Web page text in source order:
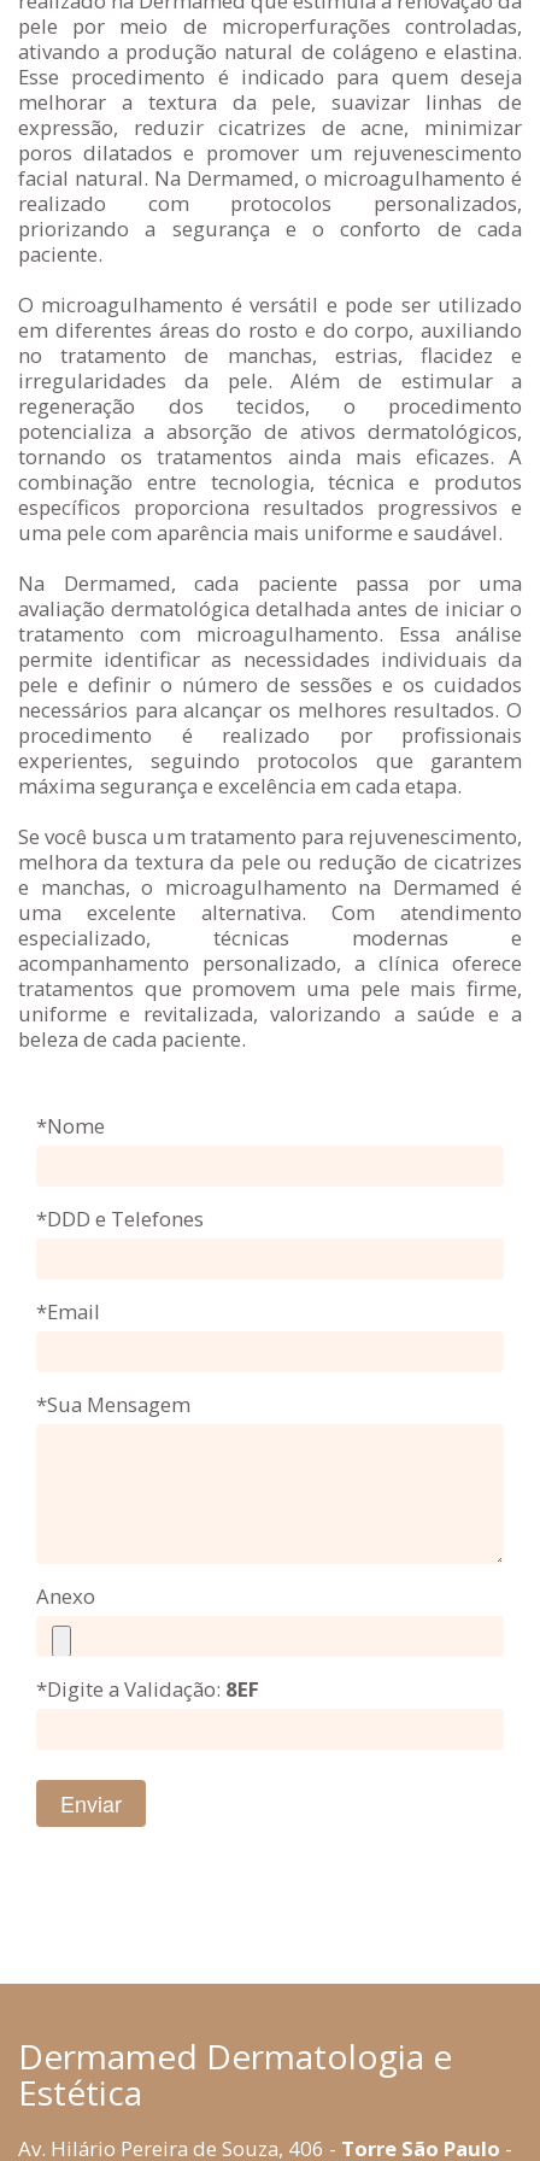
pele por meio de microperfurações controladas,
ativando a produção natural de colágeno e elastina.
Esse procedimento é indicado para quem deseja
melhorar a textura da pele, suavizar linhas de
expressão, reduzir cicatrizes de acne, minimizar
poros dilatados e promover um rejuvenescimento
facial natural. Na Dermamed, o microagulhamento é
realizado com protocolos personalizados,
priorizando a segurança e o conforto de cada
paciente.
O microagulhamento é versátil e pode ser utilizado
em diferentes áreas do rosto e do corpo, auxiliando
no tratamento de manchas, estrias, flacidez e
irregularidades da pele. Além de estimular a
regeneração dos tecidos, o procedimento
potencializa a absorção de ativos dermatológicos,
tornando os tratamentos ainda mais eficazes. A
combinação entre tecnologia, técnica e produtos
específicos proporciona resultados progressivos e
uma pele com aparência mais uniforme e saudável.
Na Dermamed, cada paciente passa por uma
avaliação dermatológica detalhada antes de iniciar o
tratamento com microagulhamento. Essa análise
permite identificar as necessidades individuais da
pele e definir o número de sessões e os cuidados
necessários para alcançar os melhores resultados. O
procedimento é realizado por profissionais
experientes, seguindo protocolos que garantem
máxima segurança e excelência em cada etapa.
Se você busca um tratamento para rejuvenescimento,
melhora da textura da pele ou redução de cicatrizes
e manchas, o microagulhamento na Dermamed é
uma excelente alternativa. Com atendimento
especializado, técnicas modernas e
acompanhamento personalizado, a clínica oferece
tratamentos que promovem uma pele mais firme,
uniforme e revitalizada, valorizando a saúde e a
beleza de cada paciente.
*Nome
*DDD e Telefones
*Email
*Sua Mensagem
Anexo
*Digite a Validação: 8EF
Dermamed Dermatologia e
Estética
Av. Hilário Pereira de Souza, 406 - Torre São Paulo -